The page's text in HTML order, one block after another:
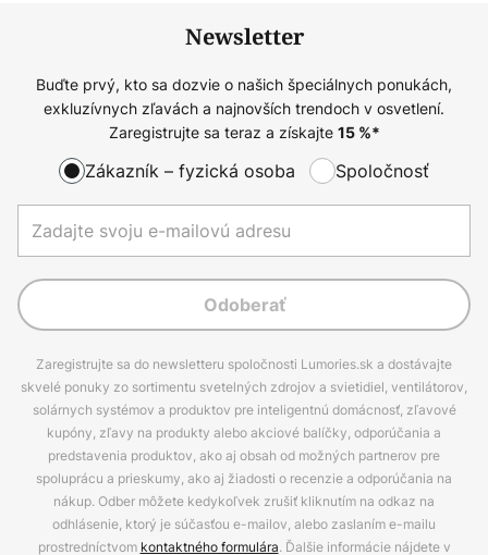
Newsletter
Buďte prvý, kto sa dozvie o našich špeciálnych ponukách,
exkluzívnych zľavách a najnovších trendoch v osvetlení.
Zaregistrujte sa teraz a získajte 15%*
Zákazník – fyzická osoba Spoločnosť
Odoberať
Zaregistrujte sa do newsletteru spoločnosti Lumories.sk a dostávajte
skvelé ponuky zo sortimentu svetelných zdrojov a svietidiel, ventilátorov,
solárnych systémov a produktov pre inteligentnú domácnosť, zľavové
kupóny, zľavy na produkty alebo akciové balíčky, odporúčania a
predstavenia produktov, ako aj obsah od možných partnerov pre
spoluprácu a prieskumy, ako aj žiadosti o recenzie a odporúčania na
nákup. Odber môžete kedykoľvek zrušiť kliknutím na odkaz na
odhlásenie, ktorý je súčasťou e-mailov, alebo zaslaním e-mailu
prostredníctvom kontaktného formulára. Ďalšie informácie nájdete v